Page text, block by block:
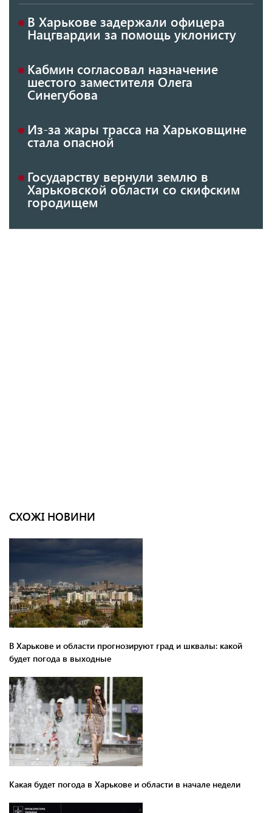
В Харькове задержали офицера
Нацгвардии за помощь уклонисту
Кабмин согласовал назначение
шестого заместителя Олега
Синегубова
Из-за жары трасса на Харьковщине
стала опасной
Государству вернули землю в
Харьковской области со скифским
городищем
СХОЖІ НОВИНИ
В Харькове и области прогнозируют град и шквалы: какой
будет погода в выходные
Какая будет погода в Харькове и области в начале недели